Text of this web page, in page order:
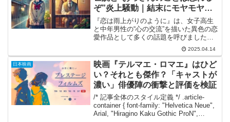
ぞ”炎上騒動｜結末にモヤモヤ？
気持ち悪いとの声も
『恋は雨上がりのように』は、女子高生
と中年男性の“心の交流”を描いた異色の恋
愛作品として多くの話題を呼びました。
しかしその一方で、「気持ち悪い」「結
末にモヤモヤが残る」「おっさんのこと
は忘れるぞってどういうこと？」といっ
た声も多く、読者の間...
2025.04.14
日本映画
映画『テルマエ・ロマエ』はひど
い？それとも傑作？「キャストが
濃い」俳優陣の衝撃と評価を検証
/* 記事全体のスタイル定義 */ .article-
container { font-family: "Helvetica Neue",
Arial, "Hiragino Kaku Gothic ProN",